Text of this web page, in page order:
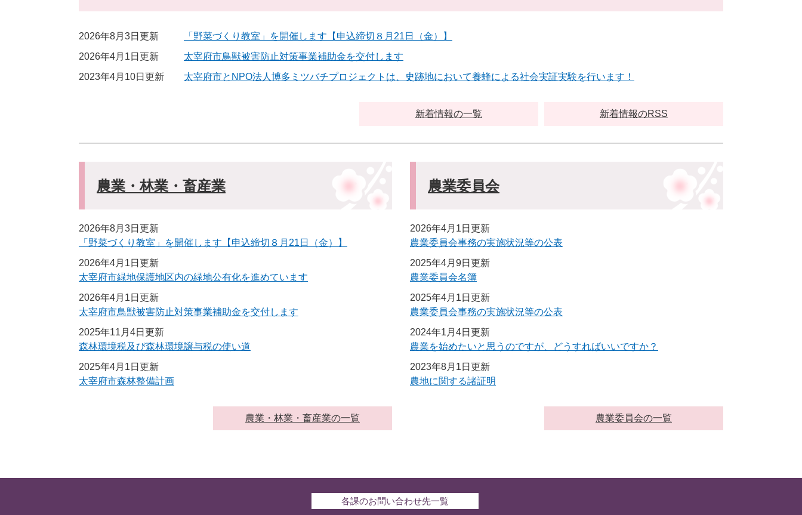
2026年8月3日更新
「野菜づくり教室」を開催します【申込締切８月21日（金）】
2026年4月1日更新
太宰府市鳥獣被害防止対策事業補助金を交付します
2023年4月10日更新
太宰府市とNPO法人博多ミツバチプロジェクトは、史跡地において養蜂による社会実証実験を行います！
新着情報の一覧 新着情報のRSS
農業・林業・畜産業
2026年8月3日更新
「野菜づくり教室」を開催します【申込締切８月21日（金）】
2026年4月1日更新
太宰府市緑地保護地区内の緑地公有化を進めています
2026年4月1日更新
太宰府市鳥獣被害防止対策事業補助金を交付します
2025年11月4日更新
森林環境税及び森林環境譲与税の使い道
2025年4月1日更新
太宰府市森林整備計画
農業・林業・畜産業の一覧
農業委員会
2026年4月1日更新
農業委員会事務の実施状況等の公表
2025年4月9日更新
農業委員会名簿
2025年4月1日更新
農業委員会事務の実施状況等の公表
2024年1月4日更新
農業を始めたいと思うのですが、どうすればいいですか？
2023年8月1日更新
農地に関する諸証明
農業委員会の一覧
各課のお問い合わせ先一覧